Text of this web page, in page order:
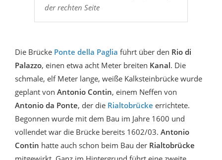
der rechten Seite
Die Brücke Ponte della Paglia führt über den Rio di
Palazzo, einen etwa acht Meter breiten Kanal. Die
schmale, elf Meter lange, weiße Kalksteinbrücke wurde
geplant von Antonio Contin, einem Neffen von
Antonio da Ponte, der die Rialtobrücke errichtete.
Begonnen wurde mit dem Bau im Jahre 1600 und
vollendet war die Brücke bereits 1602/03. Antonio
Contin hatte auch schon beim Bau der Rialtobrücke